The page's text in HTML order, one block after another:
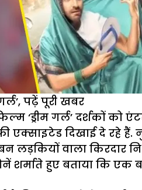
पढ़ें पूरी खबर
‘ड्रीम गर्ल’ दर्शकों
दिखाई दे रहे
लड़कियों वाला
शर्माते हुए बताया कि